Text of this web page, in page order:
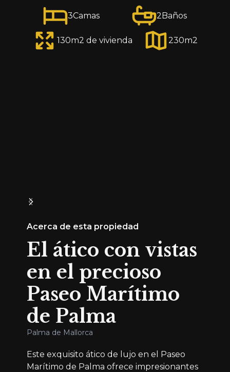
3Camas 2Baños
130m2 de vivienda 230m2
Acerca de esta propiedad
El ático con vistas
en el precioso
Paseo Marítimo
de Palma
Palma de Mallorca
Este exquisito ático de lujo en el Paseo
Marítimo de Palma ofrece impresionantes